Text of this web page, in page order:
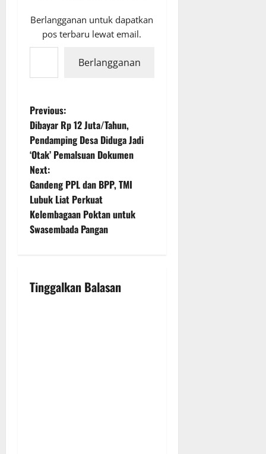
Berlangganan untuk dapatkan
pos terbaru lewat email.
Ketikkan email Anda...
Berlangganan
P
o
s
t
n
a
i
Previous:
Dibayar Rp 12 Juta/Tahun,
Pendamping Desa Diduga Jadi
‘Otak’ Pemalsuan Dokumen
Next:
Gandeng PPL dan BPP, TMI
Lubuk Liat Perkuat
Kelembagaan Poktan untuk
Swasembada Pangan
Tinggalkan Balasan